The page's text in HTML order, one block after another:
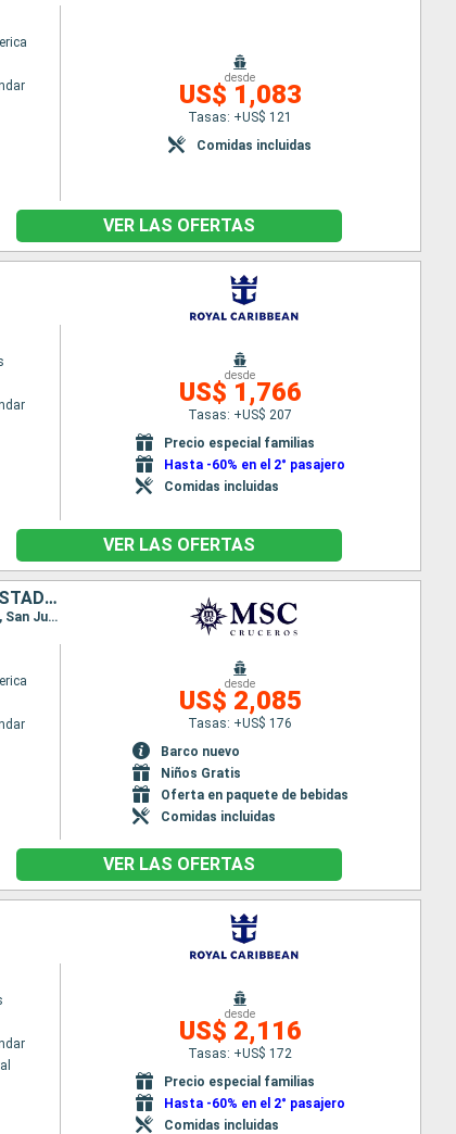
desde
US$ 1,083
Tasas: +US$ 121
Comidas incluidas
VER LAS OFERTAS
desde
US$ 1,766
Tasas: +US$ 207
Precio especial familias
Hasta -60% en el 2° pasajero
Comidas incluidas
VER LAS OFERTAS
HONDURAS, MÉXICO, BAHAMAS, REPÚBLICA DOMINICANA, PUERTO RICO, ESTADOS UNIDOS
Itinerario : Miami, Roatan, Costa Maya, Cozumel, Ocean cay MSC marine reserve, Miami, Puerto Plata, San Juan, Ocean cay MSC marine reserve, Miami
desde
US$ 2,085
Tasas: +US$ 176
Barco nuevo
Niños Gratis
Oferta en paquete de bebidas
Comidas incluidas
VER LAS OFERTAS
desde
US$ 2,116
Tasas: +US$ 172
Precio especial familias
Hasta -60% en el 2° pasajero
Comidas incluidas